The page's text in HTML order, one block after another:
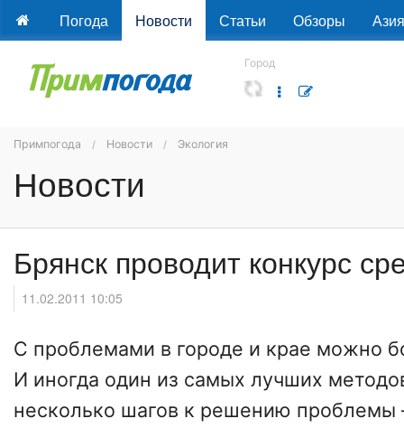
Погода Новости Статьи Обзоры Азия
Город
Примпогода Новости Экология
Новости
Брянск проводит конкурс
11.02.2011 10:05
С проблемами в городе и крае можно
И иногда один из самых лучших
несколько шагов к решению проблемы